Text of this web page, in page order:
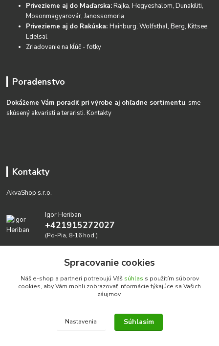
Privezieme aj do Maďarska:Rajka, Hegyeshalom, Dunakiliti,
Mosonmagyarovár, Janossomoria
Privezieme aj do Rakúska:Hainburg, Wolfsthal, Berg, Kittsee,
Edelsal
Zriaďovanie na kĺúč - fotky
Poradenstvo
Dokážeme Vám poradiť pri výrobe aj ohľadne sortimentu, sme
skúsený akvaristi a teraristi.Kontakty
Kontakty
AkvaShop s.r.o.
Igor Heriban
+421915272027
(Po-Pia, 8-16 hod.)
Realizujeme prírodné akvária: AkvaShop s.r.o. • IBAN:
SK3911000000002947087849
Spracovanie cookies
Náš e-shop a partneri potrebujú Váš súhlas s použitím súborov
cookies, aby Vám mohli zobrazovať informácie týkajúce sa Vašich
záujmov.
Nastavenia Súhlasím